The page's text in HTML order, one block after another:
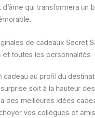
qui transformera un
de cadeaux Secret
et toutes les personnalités
cadeau au profil du
soit à la hauteur
des meilleures idées
vos collègues et